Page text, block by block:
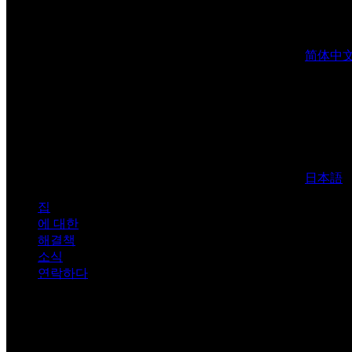
简体中
日本語
집
에 대한
해결책
소식
연락하다